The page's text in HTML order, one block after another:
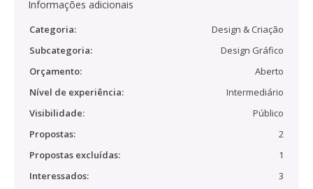
Informações adicionais
Categoria:
Design & Criação
Subcategoria:
Design Gráfico
Orçamento:
Aberto
Nível de experiência:
Intermediário
Visibilidade:
Público
Propostas:
2
Propostas excluídas:
1
Interessados:
3